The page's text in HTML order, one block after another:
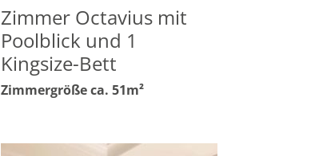
Zimmer Octavius mit
Poolblick und 1
Kingsize-Bett
Zimmergröße ca. 51m²